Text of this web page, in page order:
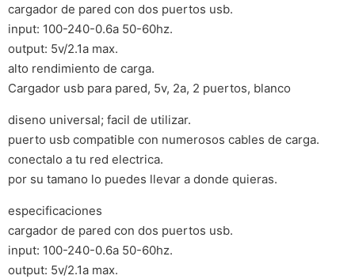
cargador de pared con dos puertos usb.
input: 100-240-0.6a 50-60hz.
output: 5v/2.1a max.
alto rendimiento de carga.
Cargador usb para pared, 5v, 2a, 2 puertos, blanco
diseno universal; facil de utilizar.
puerto usb compatible con numerosos cables de carga.
conectalo a tu red electrica.
por su tamano lo puedes llevar a donde quieras.
especificaciones
cargador de pared con dos puertos usb.
input: 100-240-0.6a 50-60hz.
output: 5v/2.1a max.